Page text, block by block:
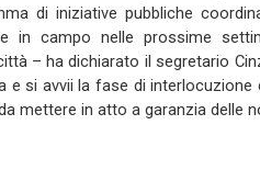
di iniziative pubbliche
in campo nelle prossime
– ha dichiarato il segretario
e si avvii la fase di
mettere in atto a garanzia delle